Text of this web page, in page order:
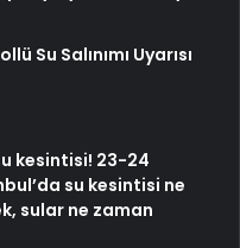
Su Salınımı Uyarısı
kesintisi! 23-24
su kesintisi ne
sular ne zaman